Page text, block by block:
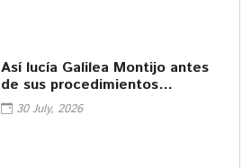
Así lucía Galilea Montijo antes
de sus procedimientos
cosméticos
30 July, 2026